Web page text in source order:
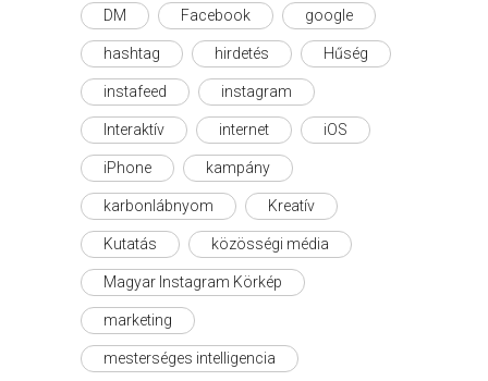
DM Facebook google
hashtag hirdetés Hűség
instafeed instagram
Interaktív internet iOS
iPhone kampány
karbonlábnyom Kreatív
Kutatás közösségi média
Magyar Instagram Körkép
marketing
mesterséges intelligencia